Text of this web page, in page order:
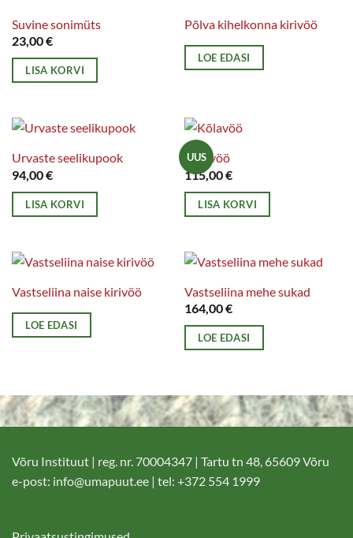
Suvine sonimüts
23,00€
LISA KORVI
Põlva kihelkonna kirivöö
LOE EDASI
Urvaste seelikupook
94,00€
LISA KORVI
UUS
Kõlavöö
115,00€
LISA KORVI
Vastseliina naise kirivöö
LOE EDASI
Vastseliina mehe sukad
164,00€
LOE EDASI
Võru Instituut | reg. nr. 70004347 | Tartu tn 48, 65609 Võru
e-post: info@umapuut.ee | tel: +372 554 1999